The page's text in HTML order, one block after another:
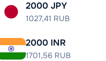
2000 JPY
1027,41 RUB
2000 INR
1701,56 RUB